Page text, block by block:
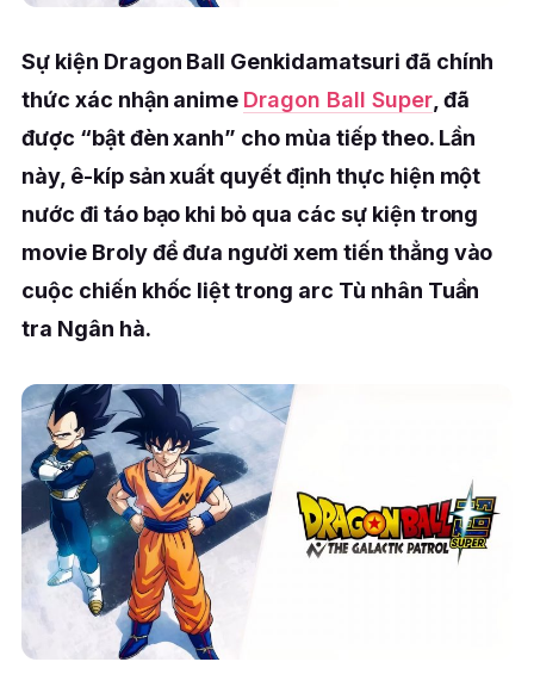
Sự kiện Dragon Ball Genkidamatsuri đã chính
thức xác nhận anime Dragon Ball Super, đã
được “bật đèn xanh” cho mùa tiếp theo. Lần
này, ê-kíp sản xuất quyết định thực hiện một
nước đi táo bạo khi bỏ qua các sự kiện trong
movie Broly để đưa người xem tiến thẳng vào
cuộc chiến khốc liệt trong arc Tù nhân Tuần
tra Ngân hà.